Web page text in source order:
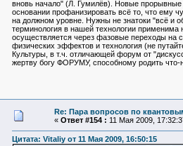
вновь начало" (Л. Гумилёв). Новые
основании профанизировать всё то, что ему
на должном уровне. Нужны не знатоки "всё и
терминология в нашей технологии применима
осуществляется через фазовые переходы на
физических эффектов и технология (не
Культуры, в т.ч. отличающей форум от
жертву богу ФОРУМУ, способному родить что-
Re: Пара вопросов по
« Ответ #154 : 11 Мая 2009,
Цитата: Vitaliy от 11 Мая 2009, 16:50:15